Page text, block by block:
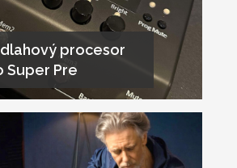
procesor
Super Pre